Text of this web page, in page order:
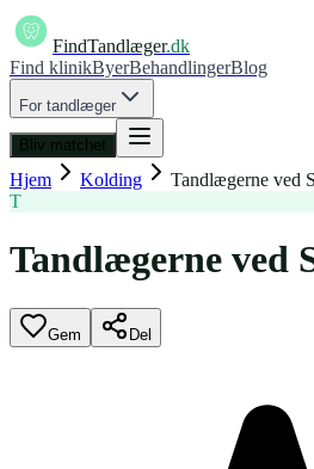
FindTandlæger.dk
Find klinikByerBehandlingerBlog
For tandlæger
Bliv matchet
Hjem Kolding
Tandlægerne ved
T
Tandlægerne ved
Gem Del